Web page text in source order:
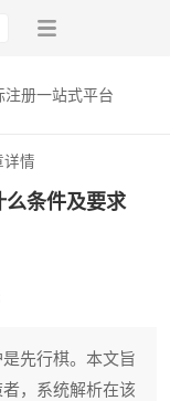
注册一站式平台
详情
么条件及要求
先行棋。本文旨
，系统解析在该